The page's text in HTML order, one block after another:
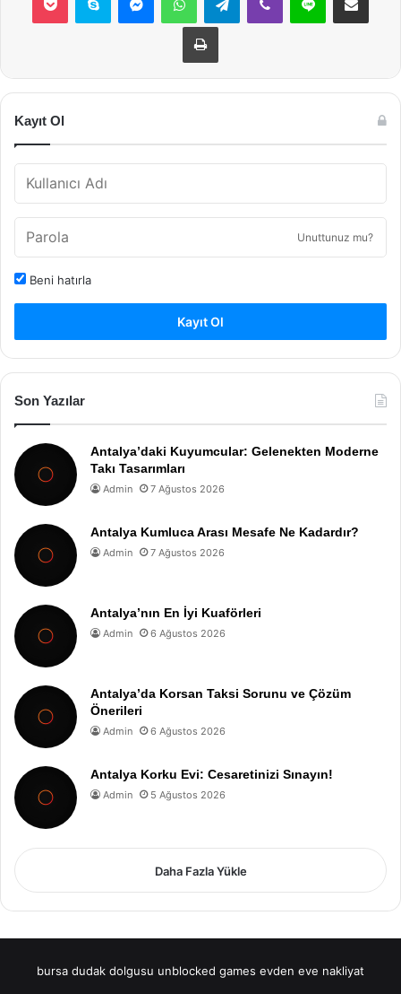
Yazdır
Kayıt Ol
Unuttunuz mu?
Beni hatırla
Kayıt Ol
Son Yazılar
Antalya’daki Kuyumcular: Gelenekten Moderne
Takı Tasarımları
Admin 7 Ağustos 2026
Antalya Kumluca Arası Mesafe Ne Kadardır?
Admin 7 Ağustos 2026
Antalya’nın En İyi Kuaförleri
Admin 6 Ağustos 2026
Antalya’da Korsan Taksi Sorunu ve Çözüm
Önerileri
Admin 6 Ağustos 2026
Antalya Korku Evi: Cesaretinizi Sınayın!
Admin 5 Ağustos 2026
Daha Fazla Yükle
bursa dudak dolgusu unblocked games evden eve nakliyat